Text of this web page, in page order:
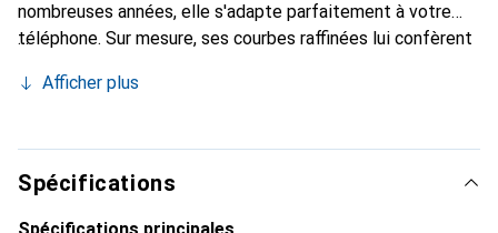
nombreuses années, elle s'adapte parfaitement à votre
téléphone. Sur mesure, ses courbes raffinées lui confèrent
et indispensable pour votre smartphone. Reconnaître
marque Noreve est un choix sûr pour une clientèle
exigeante.
Afficher plus
Spécifications